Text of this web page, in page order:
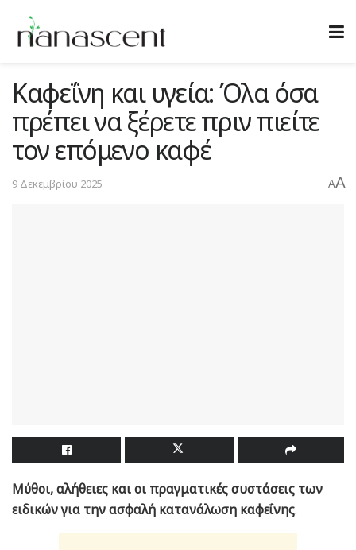
Καφεΐνη και υγεία: Όλα όσα
πρέπει να ξέρετε πριν πιείτε
τον επόμενο καφέ
9 Δεκεμβρίου 2025 AA
Μύθοι, αλήθειες και οι πραγματικές συστάσεις των
ειδικών για την ασφαλή κατανάλωση καφεΐνης.